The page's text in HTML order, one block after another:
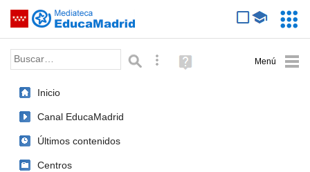
Saltar navegación
Palabra o frase: Búsqueda avanzada
Ayuda
(en
Inicio
Canal EducaMadrid
Últimos contenidos
Centros